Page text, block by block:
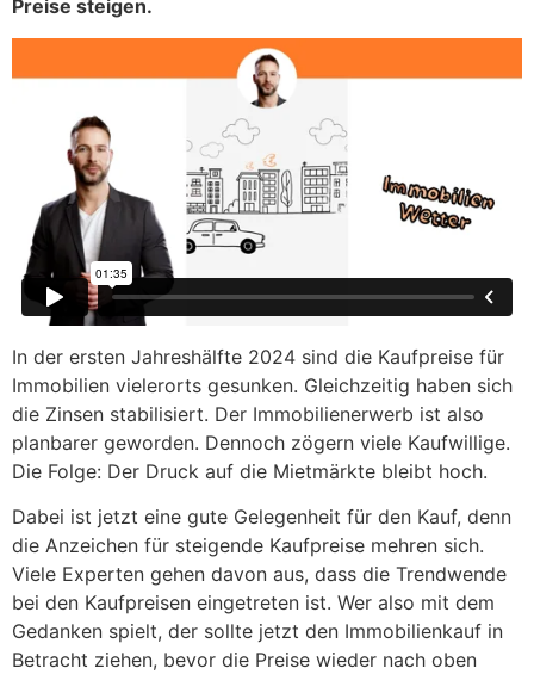
Preise steigen.
In der ersten Jahreshälfte 2024 sind die Kaufpreise für
Immobilien vielerorts gesunken. Gleichzeitig haben sich
die Zinsen stabilisiert. Der Immobilienerwerb ist also
planbarer geworden. Dennoch zögern viele Kaufwillige.
Die Folge: Der Druck auf die Mietmärkte bleibt hoch.
Dabei ist jetzt eine gute Gelegenheit für den Kauf, denn
die Anzeichen für steigende Kaufpreise mehren sich.
Viele Experten gehen davon aus, dass die Trendwende
bei den Kaufpreisen eingetreten ist. Wer also mit dem
Gedanken spielt, der sollte jetzt den Immobilienkauf in
Betracht ziehen, bevor die Preise wieder nach oben